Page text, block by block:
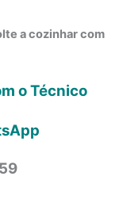
a cozinhar com
o Técnico